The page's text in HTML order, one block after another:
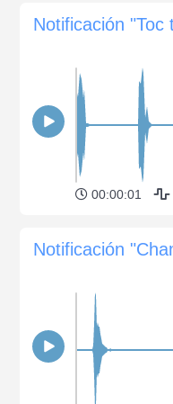
Notificación "Toc
00:00:01
Notificación